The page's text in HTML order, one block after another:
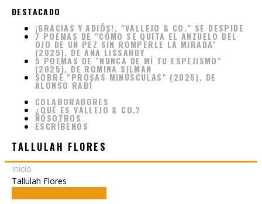
DESTACADO
¡GRACIAS Y ADIÓS!, "VALLEJO & CO." SE DESPIDE
7 POEMAS DE "CÓMO SE QUITA EL ANZUELO DEL
OJO DE UN PEZ SIN ROMPERLE LA MIRADA"
(2025), DE ANA LISSARDY
5 POEMAS DE "NUNCA DE MÍ TU ESPEJISMO"
(2025), DE ROMINA SILMAN
SOBRE "PROSAS MINÚSCULAS" (2025), DE
ALONSO RABÍ
COLABORADORES
¿QUÉ ES VALLEJO & CO.?
NOSOTROS
ESCRÍBENOS
TALLULAH FLORES
Inicio
Tallulah Flores